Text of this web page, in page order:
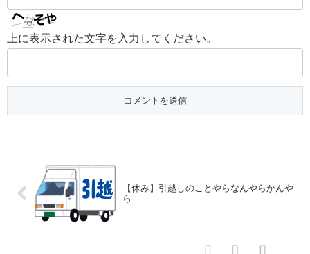
上に表示された文字を入力してください。
【休み】引越しのことやらなんやらかんや
ら